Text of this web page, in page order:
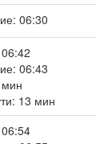
06:30
06:43
13 мин